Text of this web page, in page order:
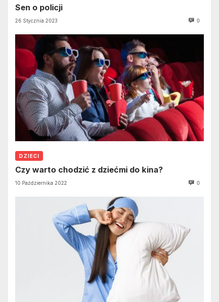
Sen o policji
26 Stycznia 2023 0
DZIECI
Czy warto chodzić z dziećmi do kina?
10 Października 2022 0